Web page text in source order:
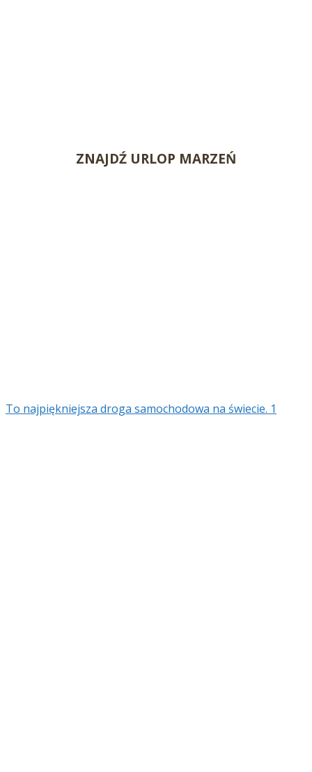
ZNAJDŹ URLOP MARZEŃ
To najpiękniejsza droga samochodowa na świecie. 1